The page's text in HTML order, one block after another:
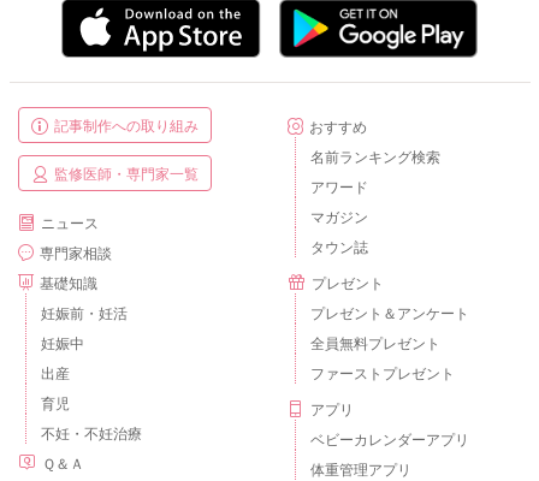
記事制作への取り組み
監修医師・専門家一覧
ニュース
専門家相談
基礎知識
妊娠前・妊活
妊娠中
出産
育児
不妊・不妊治療
Ｑ＆Ａ
おすすめ
名前ランキング検索
アワード
マガジン
タウン誌
プレゼント
プレゼント＆アンケート
全員無料プレゼント
ファーストプレゼント
アプリ
ベビーカレンダーアプリ
体重管理アプリ